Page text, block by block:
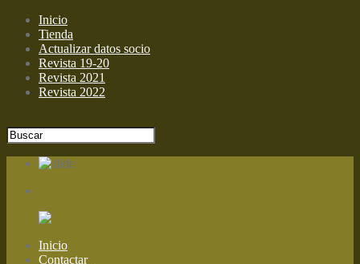
Inicio
Tienda
Actualizar datos socio
Revista 19-20
Revista 2021
Revista 2022
Inicio
Contactar